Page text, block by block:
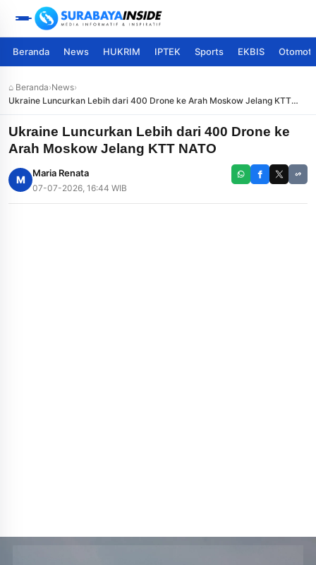
Beranda News HUKRIM IPTEK Sports EKBIS
⌂ Beranda›News›
Ukraine Luncurkan Lebih dari 400 Drone ke Arah Moskow Jelang KTT
NATO
Ukraine Luncurkan Lebih dari 400 Drone ke
Arah Moskow Jelang KTT NATO
M
Maria Renata
07-07-2026, 16:44 WIB